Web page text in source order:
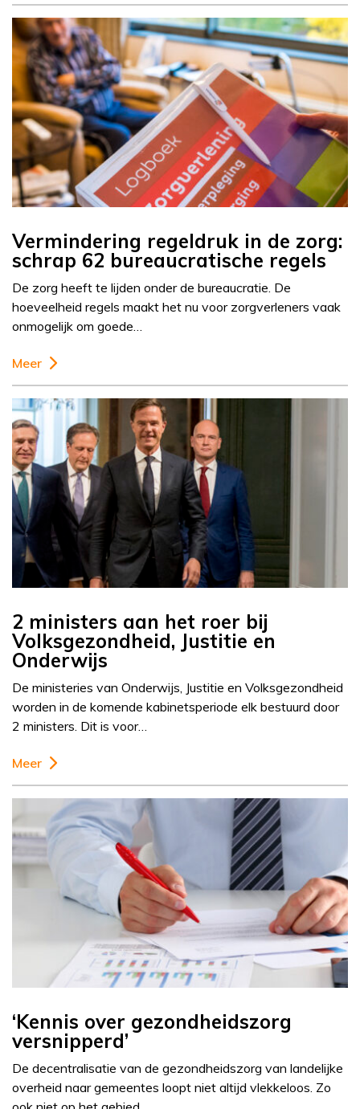
Vermindering regeldruk in de zorg:
schrap 62 bureaucratische regels
De zorg heeft te lijden onder de bureaucratie. De
hoeveelheid regels maakt het nu voor zorgverleners vaak
onmogelijk om goede…
Meer
2 ministers aan het roer bij
Volksgezondheid, Justitie en
Onderwijs
De ministeries van Onderwijs, Justitie en Volksgezondheid
worden in de komende kabinetsperiode elk bestuurd door
2 ministers. Dit is voor…
Meer
‘Kennis over gezondheidszorg
versnipperd’
De decentralisatie van de gezondheidszorg van landelijke
overheid naar gemeentes loopt niet altijd vlekkeloos. Zo